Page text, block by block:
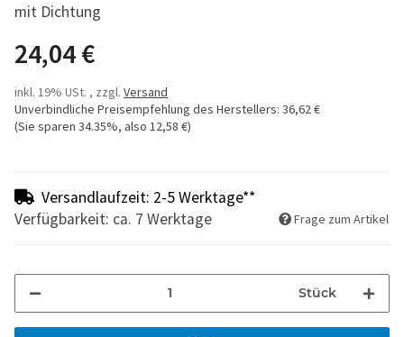
mit Dichtung
24,04 €
inkl. 19% USt. , zzgl. Versand
Unverbindliche Preisempfehlung des Herstellers: 36,62 €
(Sie sparen 34.35%, also 12,58 €)
Versandlaufzeit: 2-5 Werktage**
Verfügbarkeit: ca. 7 Werktage
Frage zum Artikel
Stück